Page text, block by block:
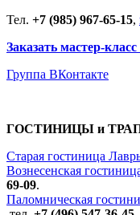
Тел. +7 (985) 967-65-15,
Заказать мастер-
Группа ВКонтакте
ГОСТИНИЦЫ и
Старая гостиница
Вознесенская
69-09.
Паломническая